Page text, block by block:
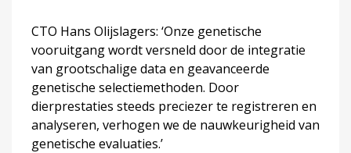
CTO Hans Olijslagers: ‘Onze genetische
vooruitgang wordt versneld door de integratie
van grootschalige data en geavanceerde
genetische selectiemethoden. Door
dierprestaties steeds preciezer te registreren en
analyseren, verhogen we de nauwkeurigheid van
genetische evaluaties.’